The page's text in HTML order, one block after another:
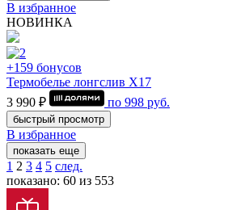
В избранное
НОВИНКА
+159 бонусов
Термобелье лонгслив Х17
3 990 ₽
по 998 руб.
быстрый просмотр
В избранное
показать еще
1 2 3 4 5 след.
показано: 60 из 553